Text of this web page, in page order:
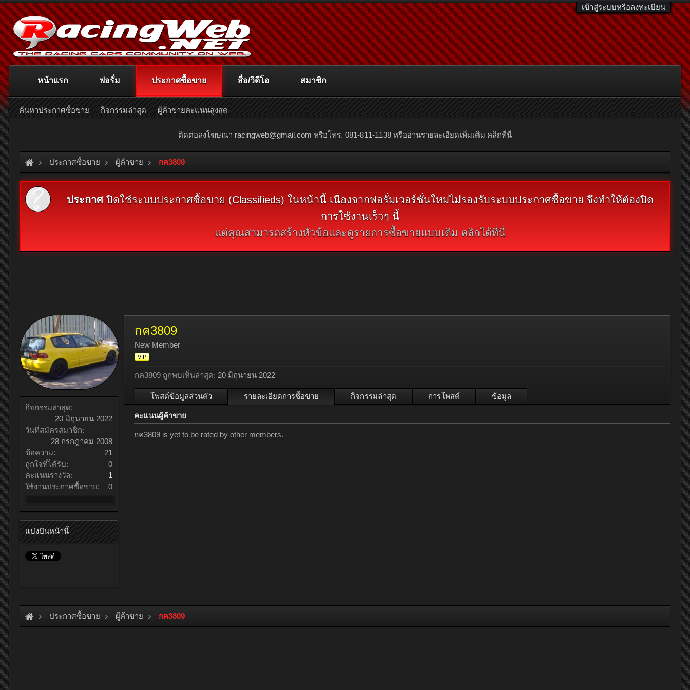
เข้าสู่ระบบหรือลงทะเบียน
ติดต่อลงโฆษณา racingweb@gmail.com หรือโทร. 081-811-1138 หรืออ่านรายละเอียดเพิ่มเติม คลิกที่นี่
ประกาศซื้อขาย ผู้ค้าขาย กค3809
ประกาศปิดใช้ระบบประกาศซื้อขาย (Classifieds) ในหน้านี้ เนื่องจากฟอรั่มเวอร์ชั่นใหม่ไม่รองรับระบบประกาศซื้อขาย จึงทำให้ต้องปิด
การใช้งานเร็วๆ นี้
แต่คุณสามารถสร้างหัวข้อและดูรายการซื้อขายแบบเดิม คลิกได้ที่นี่
กิจกรรมล่าสุด:
20 มิถุนายน 2022
วันที่สมัครสมาชิก:
28 กรกฎาคม 2008
ข้อความ:
21
ถูกใจที่ได้รับ:
0
คะแนนรางวัล:
1
ใช้งานประกาศซื้อขาย:
0
แบ่งปันหน้านี้
กค3809
New Member
VIP
กค3809 ถูกพบเห็นล่าสุด: 20 มิถุนายน 2022
โพสต์ข้อมูลส่วนตัว รายละเอียดการซื้อขาย กิจกรรมล่าสุด การโพสต์ ข้อมูล
คะแนนผู้ค้าขาย
กค3809 is yet to be rated by other members.
ประกาศซื้อขาย ผู้ค้าขาย กค3809
หน้าแรก ฟอรั่ม ประกาศซื้อขาย
ค้นหาประกาศซื้อขาย กิจกรรมล่าสุด ผู้ค้าขายคะแนนสูงสุด
สื่อ/วิดีโอ สมาชิก